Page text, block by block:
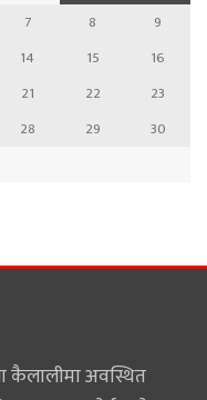
7 8
9
14 15
16
21 22
23
28 29
30
कैलालीमा अवस्थित